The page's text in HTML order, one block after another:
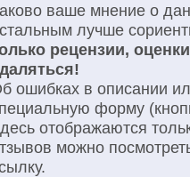
ваше мнение о
лучше
рецензии,
ошибках в описании
форму
отображаются
можно